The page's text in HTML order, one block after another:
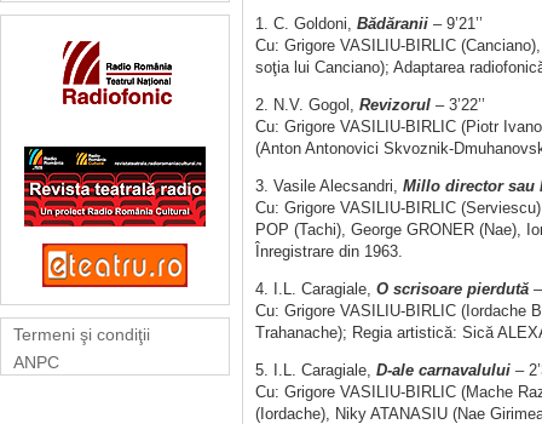
Termeni şi condiţii
ANPC
1. C. Goldoni, Bădăranii – 9’21’’
Cu: Grigore VASILIU-BIRLIC
soţia lui Canciano); Adaptarea
2. N.V. Gogol, Revizorul – 3’22’’
Cu: Grigore VASILIU-BIRLIC (Piotr
(Anton Antonovici Skvoznik-
3. Vasile Alecsandri, Millo director sau
Cu: Grigore VASILIU-BIRLIC
POP (Tachi), George GRONER (Nae),
Înregistrare din 1963.
4. I.L. Caragiale, O scrisoare pierdută
Cu: Grigore VASILIU-BIRLIC (Iordache
Trahanache); Regia artistică: Sică
5. I.L. Caragiale, D-ale carnavalului –
Cu: Grigore VASILIU-BIRLIC (Mache
(Iordache), Niky ATANASIU (Nae